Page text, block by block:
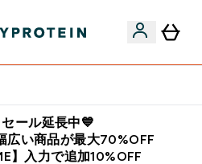
ール延長中💙
広い商品が最大70%OFF
】入力で追加10%OFF